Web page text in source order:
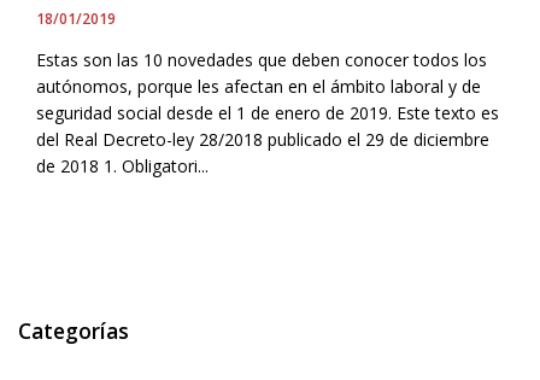
18/01/2019
Estas son las 10 novedades que deben conocer todos los
autónomos, porque les afectan en el ámbito laboral y de
seguridad social desde el 1 de enero de 2019. Este texto es
del Real Decreto-ley 28/2018 publicado el 29 de diciembre
de 2018 1. Obligatori...
Categorías